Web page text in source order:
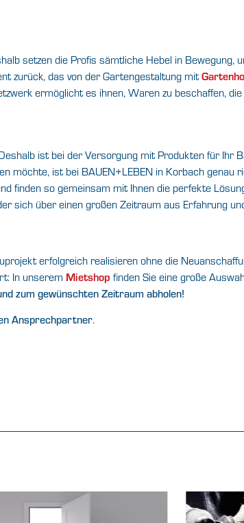
setzen die Profis sämtliche Hebel in Bewegung,
zurück, das von der Gartengestaltung mit
ermöglicht es ihnen, Waren zu beschaffen,
ist bei der Versorgung mit Produkten für Ihr
möchte, ist bei BAUEN+LEBEN in Korbach genau
finden so gemeinsam mit Ihnen die perfekte
sich über einen großen Zeitraum aus Erfahrung
erfolgreich realisieren ohne die
In unserem Mietshop finden Sie eine große
zum gewünschten Zeitraum abholen!
Ansprechpartner.